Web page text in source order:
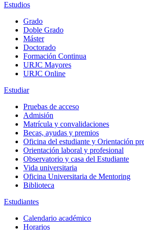
Estudios
Grado
Doble Grado
Máster
Doctorado
Formación Continua
URJC Mayores
URJC Online
Estudiar
Pruebas de acceso
Admisión
Matrícula y convalidaciones
Becas, ayudas y premios
Oficina del estudiante y Orientación
Orientación laboral y profesional
Observatorio y casa del Estudiante
Vida universitaria
Oficina Universitaria de Mentoring
Biblioteca
Estudiantes
Calendario académico
Horarios